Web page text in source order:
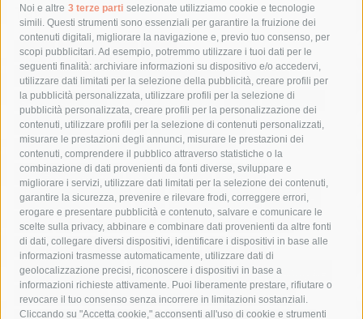
Noi e altre 3 terze parti selezionate utilizziamo cookie e tecnologie
simili. Questi strumenti sono essenziali per garantire la fruizione dei
contenuti digitali, migliorare la navigazione e, previo tuo consenso, per
scopi pubblicitari. Ad esempio, potremmo utilizzare i tuoi dati per le
seguenti finalità: archiviare informazioni su dispositivo e/o accedervi,
utilizzare dati limitati per la selezione della pubblicità, creare profili per
la pubblicità personalizzata, utilizzare profili per la selezione di
pubblicità personalizzata, creare profili per la personalizzazione dei
contenuti, utilizzare profili per la selezione di contenuti personalizzati,
misurare le prestazioni degli annunci, misurare le prestazioni dei
contenuti, comprendere il pubblico attraverso statistiche o la
combinazione di dati provenienti da fonti diverse, sviluppare e
migliorare i servizi, utilizzare dati limitati per la selezione dei contenuti,
garantire la sicurezza, prevenire e rilevare frodi, correggere errori,
erogare e presentare pubblicità e contenuto, salvare e comunicare le
scelte sulla privacy, abbinare e combinare dati provenienti da altre fonti
di dati, collegare diversi dispositivi, identificare i dispositivi in base alle
informazioni trasmesse automaticamente, utilizzare dati di
geolocalizzazione precisi, riconoscere i dispositivi in base a
informazioni richieste attivamente. Puoi liberamente prestare, rifiutare o
revocare il tuo consenso senza incorrere in limitazioni sostanziali.
Cliccando su "Accetta cookie," acconsenti all'uso di cookie e strumenti
Tag
acqua allerta meteo
anas
area marina protetta di punta campanella
arresto
Asl Napoli 3 sud
capitaneria di porto capri
carabinieri
castellammare di stabia
circumvesuviana
comune di sorrento
concerto
contagi
costiera amalfitana
covid-19 eav
elezioni
fondazione sorrento
gori guardia costiera
incidente
lavori
lorenzo balducelli mare
massa lubrense
massimo coppola
Meta napoli
ordinanza
penisola sorrentina
piano di sorrento
polizia municipale
protezione civile
Regione Campania
sant'agnello